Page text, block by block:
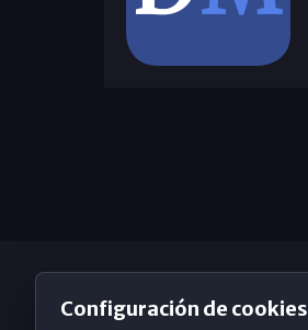
Configuración de cookies